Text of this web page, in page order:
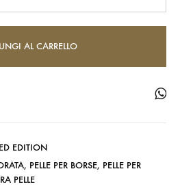
AL CARRELLO
EDITION
, PELLE PER BORSE, PELLE PER
PELLE